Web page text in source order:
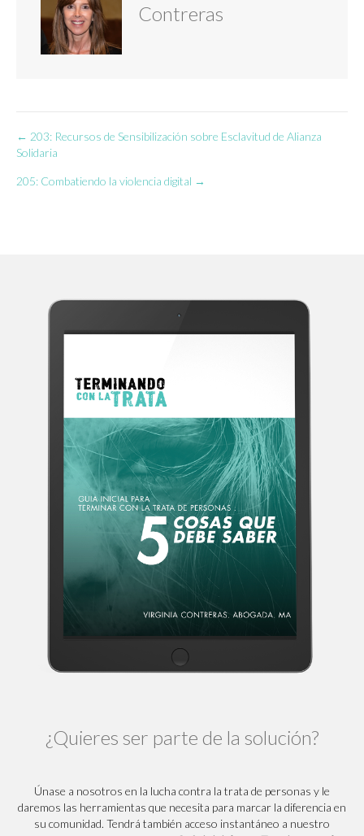
Contreras
Navegación
de
← 203: Recursos de Sensibilización sobre Esclavitud de Alianza
Solidaria
205: Combatiendo la violencia digital →
¿Quieres ser parte de la solución?
Únase a nosotros en la lucha contra la trata de personas y le
daremos las herramientas que necesita para marcar la diferencia en
su comunidad. Tendrá también acceso instantáneo a nuestro